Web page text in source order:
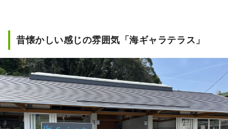
昔懐かしい感じの雰囲気「海ギャラテラス」